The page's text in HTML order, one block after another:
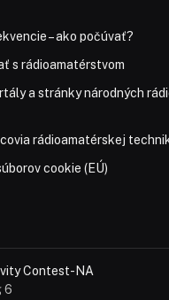
– ako počúvať?
s rádioamatérstvom
a stránky národných
rádioamatérskej
cookie (EÚ)
Contest-NA
6